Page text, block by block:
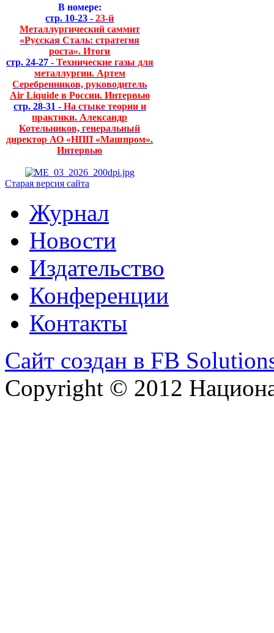
В номере:
стр. 10-23 - 23-й
Металлургический саммит
«Русская Сталь: стратегия
роста». Итоги
стр. 24-27 - Технические газы для
металлургии. Артем
Серебренников, руководитель
Air Liquide в России. Интервью
стр. 28-31 - На стыке теории и
практики. Александр
Котельников, генеральный
директор АО «НПП «Машпром».
Интервью
Старая версия сайта
Журнал
Новости
Издательство
Конференции
Контакты
Сайт создан в FB
Copyright © 2012